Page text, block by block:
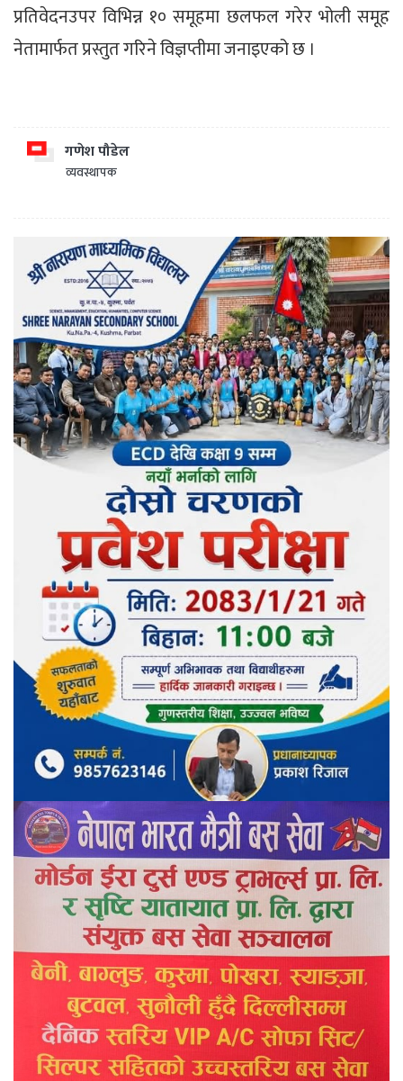
प्रतिवेदनउपर विभिन्न १० समूहमा छलफल गरेर भोली समूह
नेतामार्फत प्रस्तुत गरिने विज्ञप्तीमा जनाइएको छ ।
गणेश पौडेल
व्यवस्थापक